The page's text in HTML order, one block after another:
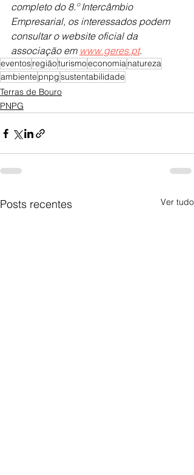
completo do 8.º Intercâmbio
Empresarial, os interessados podem
consultar o website oficial da
associação em www.geres.pt.
eventosregiãoturismoeconomianatureza
ambiente pnpgsustentabilidade
Terras de Bouro
PNPG
Posts recentes Ver tudo